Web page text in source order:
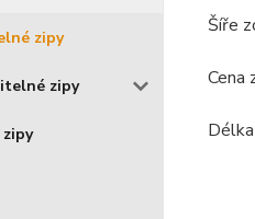
zipy
zipy
Šíře
Cena